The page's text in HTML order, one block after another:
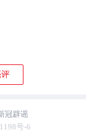
冠辟谣
号-6